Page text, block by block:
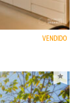
VENDIDO